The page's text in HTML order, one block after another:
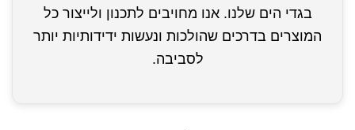
בגדי הים שלנו. אנו מחויבים לתכנון ולייצור כל
המוצרים בדרכים שהולכות ונעשות ידידותיות יותר
לסביבה.